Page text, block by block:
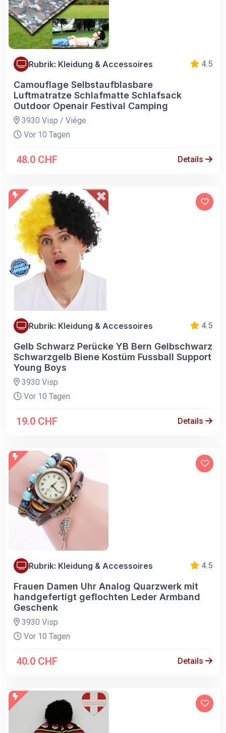
Rubrik: Kleidung & Accessoires 4.5
Camouflage Selbstaufblasbare
Luftmatratze Schlafmatte Schlafsack
Outdoor Openair Festival Camping
3930 Visp / Viége
Vor 10 Tagen
48.0 CHF Details
Rubrik: Kleidung & Accessoires 4.5
Gelb Schwarz Perücke YB Bern Gelbschwarz
Schwarzgelb Biene Kostüm Fussball Support
Young Boys
3930 Visp
Vor 10 Tagen
19.0 CHF Details
Rubrik: Kleidung & Accessoires 4.5
Frauen Damen Uhr Analog Quarzwerk mit
handgefertigt geflochten Leder Armband
Geschenk
3930 Visp
Vor 10 Tagen
40.0 CHF Details